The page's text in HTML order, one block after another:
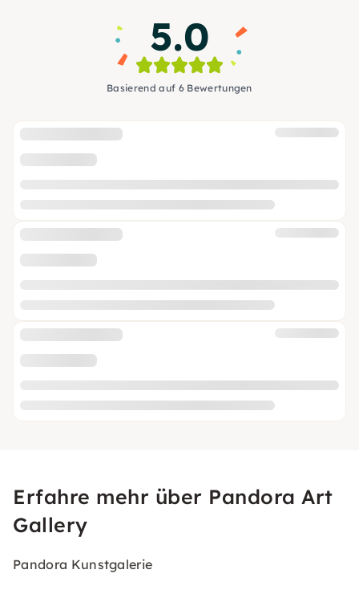
5.0
Basierend auf 6 Bewertungen
Erfahre mehr über Pandora Art
Gallery
Pandora Kunstgalerie